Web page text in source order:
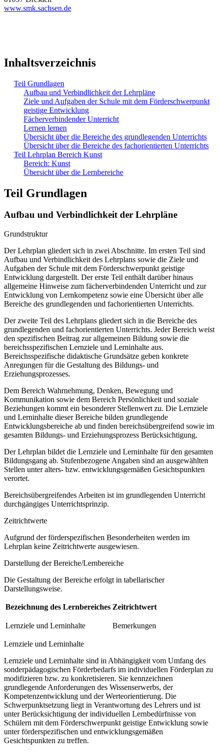
www.smk.sachsen.de
Inhaltsverzeichnis
Teil Grundlagen
Aufbau und Verbindlichkeit der Lehrpläne
Ziele und Aufgaben der Schule mit dem Förderschwerpunkt
geistige Entwicklung
Fächerverbindender Unterricht
Lernen lernen
Übersicht über die Bereiche des grundlegenden Unterrichts
Übersicht über die Bereiche des fachorientierten Unterrichts
Teil Lehrplan Bereich Kunst
Bereich: Kunst
Übersicht über die Lernbereiche
Teil Grundlagen
Aufbau und Verbindlichkeit der Lehrpläne
Grundstruktur
Der Lehrplan gliedert sich in zwei Abschnitte. Im ersten Teil sind
Aufbau und Verbindlichkeit des Lehrplans sowie die Ziele und
Aufgaben der Schule mit dem Förderschwerpunkt geistige
Entwicklung dargestellt. Der erste Teil enthält darüber hinaus
allgemeine Hinweise zum fächerverbindenden Unterricht und zur
Entwicklung von Lernkompetenz sowie eine Übersicht über alle
Bereiche des grundlegenden und fachorientierten Unterrichts.
Der zweite Teil des Lehrplans gliedert sich in die Bereiche des
grundlegenden und fachorientierten Unterrichts. Jeder Bereich weist
den spezifischen Beitrag zur allgemeinen Bildung sowie die
bereichsspezifischen Lernziele und Lerninhalte aus.
Bereichsspezifische didaktische Grundsätze geben konkrete
Anregungen für die Gestaltung des Bildungs- und
Erziehungsprozesses.
Dem Bereich Wahrnehmung, Denken, Bewegung und
Kommunikation sowie dem Bereich Persönlichkeit und soziale
Beziehungen kommt ein besonderer Stellenwert zu. Die Lernziele
und Lerninhalte dieser Bereiche bilden grundlegende
Entwicklungsbereiche ab und finden bereichsübergreifend sowie im
gesamten Bildungs- und Erziehungsprozess Berücksichtigung.
Der Lehrplan bildet die Lernziele und Lerninhalte für den gesamten
Bildungsgang ab. Stufenbezogene Angaben sind an ausgewählten
Stellen unter alters- bzw. entwicklungsgemäßen Gesichtspunkten
verortet.
Bereichsübergreifendes Arbeiten ist im grundlegenden Unterricht
durchgängiges Unterrichtsprinzip.
Zeitrichtwerte
Aufgrund der förderspezifischen Besonderheiten werden im
Lehrplan keine Zeitrichtwerte ausgewiesen.
Darstellung der Bereiche/Lernbereiche
Die Gestaltung der Bereiche erfolgt in tabellarischer
Darstellungsweise.
Bezeichnung des Lernbereiches Zeitrichtwert
Lernziele und Lerninhalte Bemerkungen
Lernziele und Lerninhalte
Lernziele und Lerninhalte sind in Abhängigkeit vom Umfang des
sonderpädagogischen Förderbedarfs im individuellen Förderplan zu
modifizieren bzw. zu konkretisieren. Sie kennzeichnen
grundlegende Anforderungen des Wissenserwerbs, der
Kompetenzentwicklung und der Werteorientierung. Die
Schwerpunktsetzung liegt in Verantwortung des Lehrers und ist
unter Berücksichtigung der individuellen Lernbedürfnisse von
Schülern mit dem Förderschwerpunkt geistige Entwicklung sowie
unter förderspezifischen und entwicklungsgemäßen
Gesichtspunkten zu treffen.